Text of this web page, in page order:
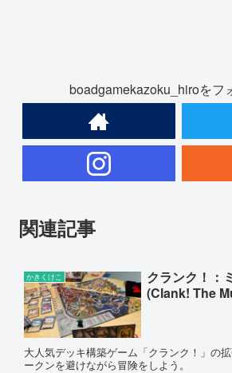
boadgamekazoku_hiroをフ
関連記事
かきくけこ
クランク！：
(Clank! The
大人気デッキ構築ゲーム「クランク！」の
ークンを避けながら冒険をしよう。